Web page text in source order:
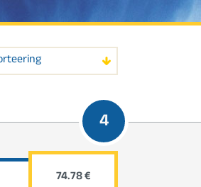
4
74.78 €